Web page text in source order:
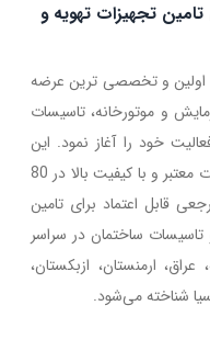
تجهیزات تهویه و
از سال ۱۳۸۳ به‌عنوان اولین و تخصصی ترین عرضه
و موتورخانه، تاسیسات
خود را آغاز نمود. این
مجموعه کامل و تخصصی با ارائه محصولات معتبر و با کیفیت بالا در 80
قابل اعتماد برای تامین
ساختمان در سراسر
ارمنستان، ازبکستان،
شناخته می‌شود.